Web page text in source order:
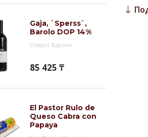
Gaja, `Sperss`,
Barolo DOP 14%
Сперсс Бароло
85 425 ₸
El Pastor Rulo de
Queso Cabra con
Papaya